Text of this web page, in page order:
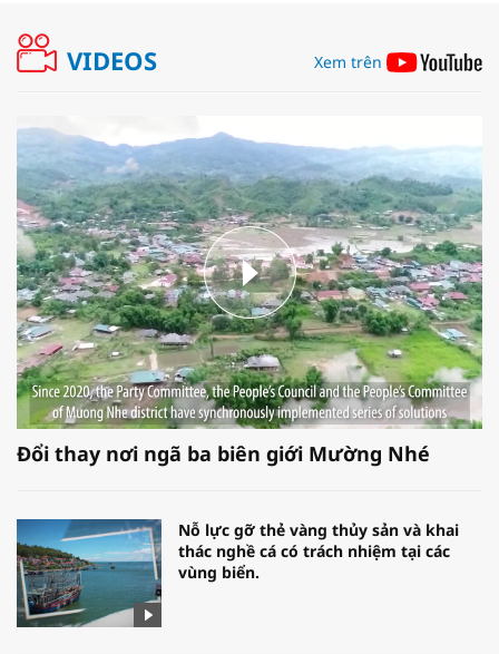
VIDEOS Xem trên
Đổi thay nơi ngã ba biên giới Mường Nhé
Nỗ lực gỡ thẻ vàng thủy sản và khai
thác nghề cá có trách nhiệm tại các
vùng biển.